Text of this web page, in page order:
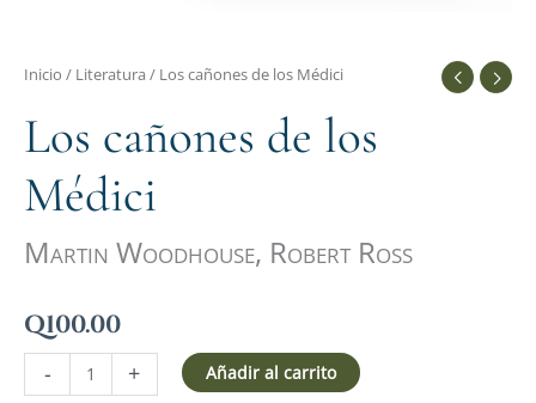
Inicio / Literatura / Los cañones de los Médici
Los cañones de los
Médici
Martin Woodhouse, Robert Ross
Q100.00
- + Añadir al carrito